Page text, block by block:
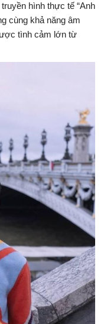
hình thực tế “Anh
cùng khả năng âm
tình cảm lớn từ